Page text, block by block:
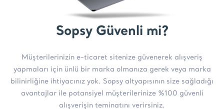
Sopsy Güvenli mi?
Müşterilerinizin e-ticaret sitenize güvenerek alışveriş
yapmaları için ünlü bir marka olmanıza gerek veya marka
bilinirliğine ihtiyacınız yok. Sopsy altyapısının size sağladığı
avantajlar ile potansiyel müşterilerinize %100 güvenli
alışverişin teminatını verirsiniz.